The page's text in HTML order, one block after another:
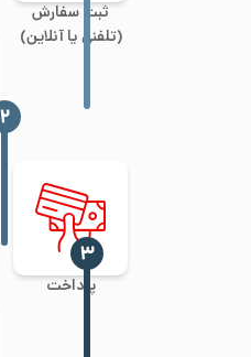
ثبت سفارش
(تلفنی یا آنلاین)
‍۲
پرداخت
‍۳